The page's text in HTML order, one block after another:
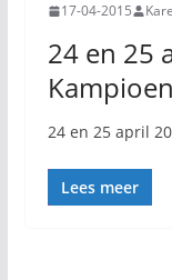
17-04-2015
24 en 25
24 en 25 april
Lees meer